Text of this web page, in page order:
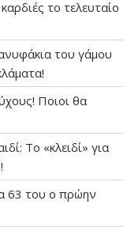
το τελευταίο
του γάμου
Ποιοι θα
Το «κλειδί» για
63 του ο πρώην